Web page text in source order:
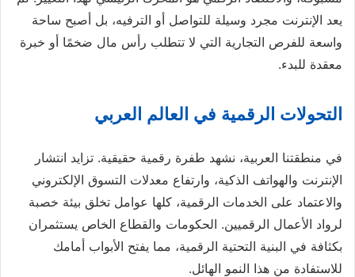
يعد الإنترنت مجرد وسيلة للتواصل أو الترفيه، بل أصبح ساحة
واسعة للفرص التجارية التي لا تتطلب رأس مال ضخمًا أو خبرة
معقدة للبدء.
التحولات الرقمية في العالم العربي
في منطقتنا العربية، نشهد طفرة رقمية حقيقية. تزايد انتشار
الإنترنت والهواتف الذكية، وارتفاع معدلات التسوق الإلكتروني
والاعتماد على الخدمات الرقمية، كلها عوامل تخلق بيئة خصبة
لرواد الأعمال الرقميين. الحكومات والقطاع الخاص يستثمران
بكثافة في البنية التحتية الرقمية، مما يفتح الأبواب أمامك
للاستفادة من هذا النمو الهائل.